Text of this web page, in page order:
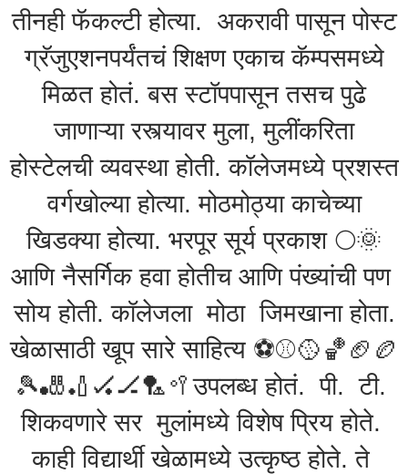
तीनही फॅकल्टी होत्या. अकरावी पासून पोस्ट
ग्रॅजुएशनपर्यंतचं शिक्षण एकाच कॅम्पसमध्ये
मिळत होतं. बस स्टॉपपासून तसच पुढे
जाणाऱ्या रस्त्यावर मुला, मुलींकरिता
होस्टेलची व्यवस्था होती. कॉलेजमध्ये प्रशस्त
वर्गखोल्या होत्या. मोठमोठ्या काचेच्या
खिडक्या होत्या. भरपूर सूर्य प्रकाश 🌕🌞
आणि नैसर्गिक हवा होतीच आणि पंख्यांची पण
सोय होती. कॉलेजला मोठा जिमखाना होता.
खेळासाठी खूप सारे साहित्य ⚽️⚾️🥎🏀🏈🏉
🎾🎳🏏🏑🏒🏸🥍उपलब्ध होतं. पी. टी.
शिकवणारे सर मुलांमध्ये विशेष प्रिय होते.
काही विद्यार्थी खेळामध्ये उत्कृष्ठ होते. ते